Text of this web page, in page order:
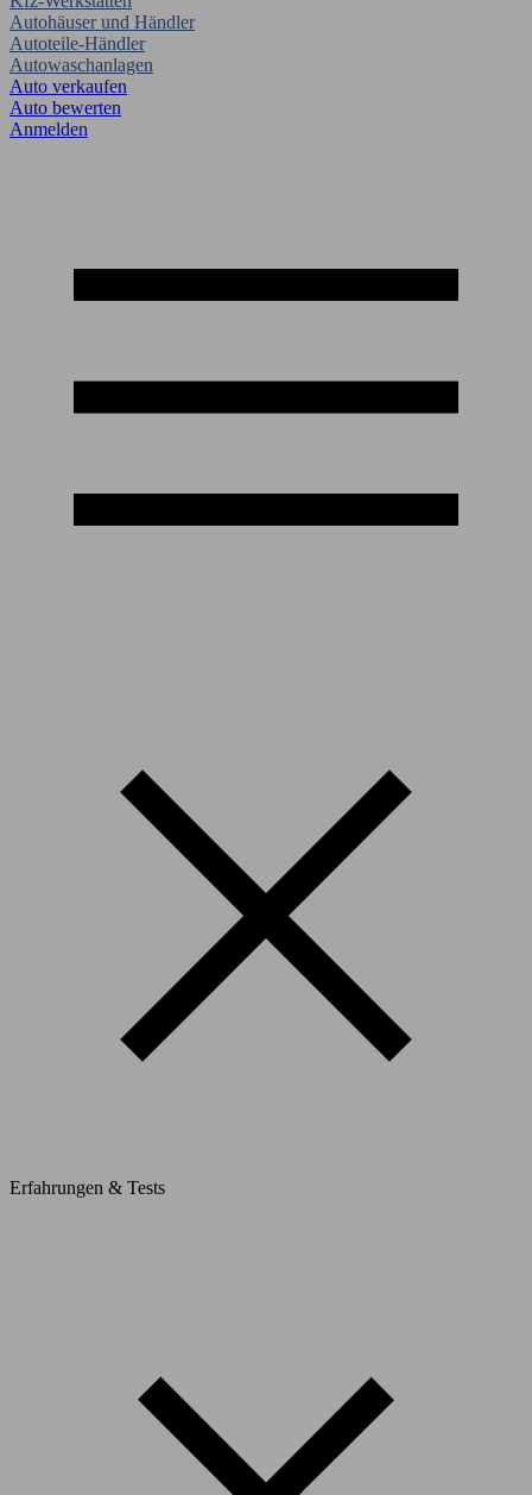
Autohäuser und Händler
Autoteile-Händler
Autowaschanlagen
Auto verkaufen
Auto bewerten
Anmelden
Erfahrungen & Tests